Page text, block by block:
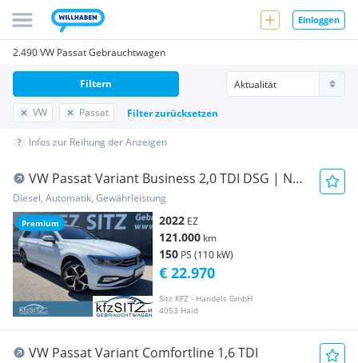
Einloggen
2.490 VW Passat Gebrauchtwagen
VW Passat Filter zurücksetzen
Filtern
Infos zur Reihung der Anzeigen
Premium
VW Passat Variant Business 2,0 TDI DSG | NP:
€57.700
Diesel, Automatik, Gewährleistung
2022 EZ
121.000 km
150 PS (110 kW)
Sitz KFZ - Handels GmbH
4053 Haid
€ 22.970
VW Passat Variant Comfortline 1,6 TDI